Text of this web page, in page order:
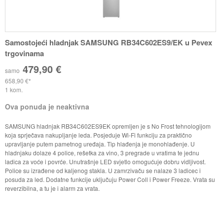
Samostojeći hladnjak SAMSUNG RB34C602ES9/EK u Pevex
trgovinama
samo 479,90 €
658,90 €
1 kom.
Ova ponuda je neaktivna
SAMSUNG hladnjak RB34C602ES9EK opremljen je s No Frost tehnologijom
koja sprječava nakupljanje leda. Posjeduje Wi-Fi funkciju za praktično
upravljanje putem pametnog uređaja. Tip hlađenja je monohlađenje. U
hladnjaku dolaze 4 police, rešetka za vino, 3 pregrade u vratima te jednu
ladica za voće i povrće. Unutrašnje LED svjetlo omogućuje dobru vidljivost.
Police su izrađene od kaljenog stakla. U zamrzivaču se nalaze 3 ladicec i
posuda za led. Dodatne funkcije uključuju Power Coll i Power Freeze. Vrata su
reverzibilna, a tu je i alarm za vrata.